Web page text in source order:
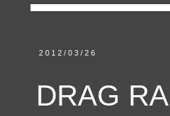
2012/03/26
DRAG